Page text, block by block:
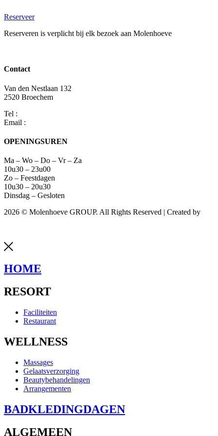
naar
inhoud
Reserveer
Reserveren is verplicht bij elk bezoek aan Molenhoeve
Contact
Van den Nestlaan 132
2520 Broechem
Tel :
Email :
OPENINGSUREN
Ma – Wo – Do – Vr – Za
10u30 – 23u00
Zo – Feestdagen
10u30 – 20u30
Dinsdag – Gesloten
2026 © Molenhoeve GROUP. All Rights Reserved | Created by
HOME
RESORT
Faciliteiten
Restaurant
WELLNESS
Massages
Gelaatsverzorging
Beautybehandelingen
Arrangementen
BADKLEDINGDAGEN
ALGEMEEN